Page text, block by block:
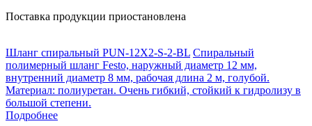
Поставка продукции приостановлена
Шланг спиральный PUN-12X2-S-2-BL Спиральный
полимерный шланг Festo, наружный диаметр 12 мм,
внутренний диаметр 8 мм, рабочая длина 2 м, голубой.
Материал: полиуретан. Очень гибкий, стойкий к гидролизу в
большой степени.
Подробнее